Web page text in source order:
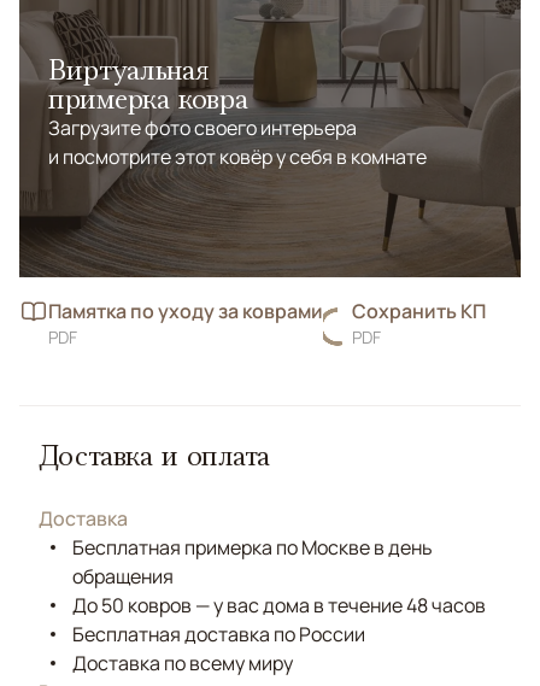
Виртуальная
примерка ковра
Загрузите фото своего интерьера
и посмотрите этот ковёр у себя в комнате
Памятка по уходу за коврами
PDF
Сохранить КП
PDF
Доставка и оплата
Доставка
Бесплатная примерка по Москве в день
обращения
До 50 ковров — у вас дома в течение 48 часов
Бесплатная доставка по России
Доставка по всему миру